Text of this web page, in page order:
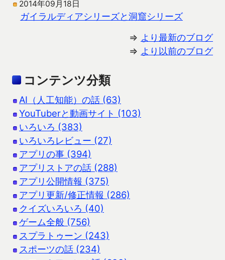
2014年09月18日
ガイラルディアシリーズと洞窟シリーズ
⇒ より最新のブログ
⇒ より以前のブログ
コンテンツ分類
AI（人工知能）の話 (63)
YouTuberと動画サイト (103)
いろいろ (383)
いろいろレビュー (27)
アプリの事 (394)
アプリストアの話 (288)
アプリ公開情報 (375)
アプリ更新/修正情報 (286)
クイズいろいろ (40)
ゲーム全般 (756)
スプラトゥーン (243)
スポーツの話 (234)